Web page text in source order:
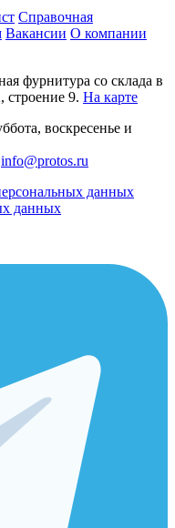
Справочная
Вакансии О компании
фурнитура со склада в
строение 9. На карте
воскресенье и
info@protos.ru
данных
данных